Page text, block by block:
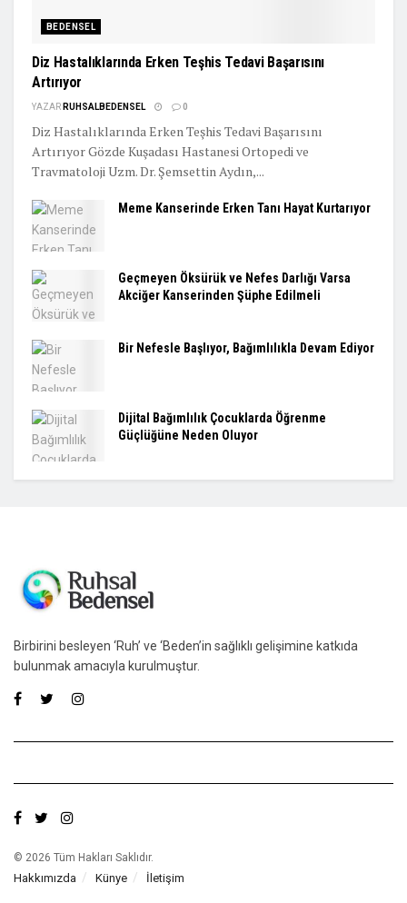
BEDENSEL
Diz Hastalıklarında Erken Teşhis Tedavi Başarısını
Artırıyor
YAZAR RUHSALBEDENSEL 0
Diz Hastalıklarında Erken Teşhis Tedavi Başarısını
Artırıyor Gözde Kuşadası Hastanesi Ortopedi ve
Travmatoloji Uzm. Dr. Şemsettin Aydın,...
Meme Kanserinde Erken Tanı Hayat Kurtarıyor
Geçmeyen Öksürük ve Nefes Darlığı Varsa
Akciğer Kanserinden Şüphe Edilmeli
Bir Nefesle Başlıyor, Bağımlılıkla Devam Ediyor
Dijital Bağımlılık Çocuklarda Öğrenme
Güçlüğüne Neden Oluyor
Birbirini besleyen ‘Ruh’ ve ‘Beden’in sağlıklı gelişimine katkıda
bulunmak amacıyla kurulmuştur.
© 2026 Tüm Hakları Saklıdır.
Hakkımızda Künye İletişim